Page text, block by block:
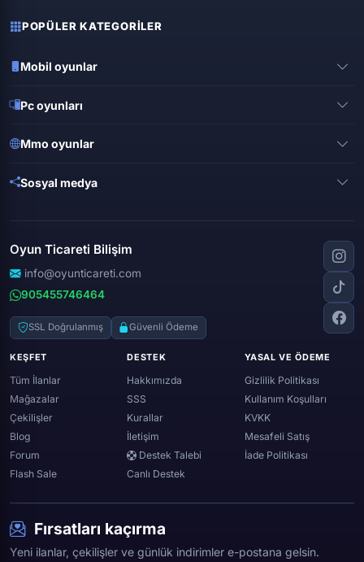
POPÜLER KATEGORILER
Mobil oyunlar
Mobile legends
Free fire
Minecraft
Pc oyunları
Gta online
Lost ark
World of warcraft
Zula
Mmo oyunlar
Wolfteam
Black desert online
Genshin ımpact
Sosyal medya
Discord
Youtube
Twitter (x)
Spotify
Oyun Ticareti Bilişim
info@oyunticareti.com
905455746464
SSL Doğrulanmış Güvenli Ödeme
KEŞFET
Tüm İlanlar
Mağazalar
Çekilişler
Blog
Forum
Flash Sale
DESTEK
Hakkımızda
SSS
Kurallar
İletişim
Destek Talebi
Canlı Destek
YASAL VE ÖDEME
Gizlilik Politikası
Kullanım Koşulları
KVKK
Mesafeli Satış
İade Politikası
Fırsatları kaçırma
Yeni ilanlar, çekilişler ve günlük indirimler e-postana gelsin.